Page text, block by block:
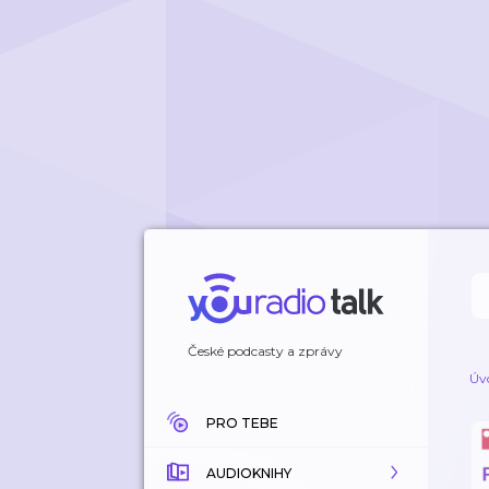
České podcasty a zprávy
PRO TEBE
AUDIOKNIHY